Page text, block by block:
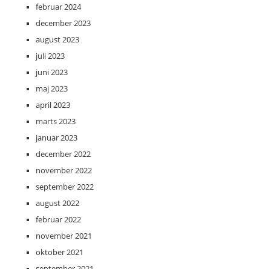
februar 2024
december 2023
august 2023
juli 2023
juni 2023
maj 2023
april 2023
marts 2023
januar 2023
december 2022
november 2022
september 2022
august 2022
februar 2022
november 2021
oktober 2021